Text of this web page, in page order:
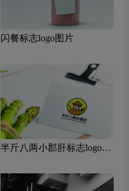
闪餐标志logo图片
半斤八两小郡肝标志logo图